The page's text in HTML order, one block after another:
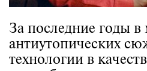
За последние годы в
антиутопических
технологии в